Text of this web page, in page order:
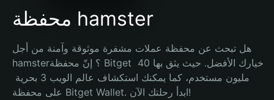
محفظة hamster
هل تبحث عن محفظة عملات مشفرة موثوقة وآمنة من أجل
hamster؟ إنّ محفظة Bitget خيارك الأفضل. حيث يثق بها 40
على محفظة Bitget Wallet. ابدأ رحلتك الآن!